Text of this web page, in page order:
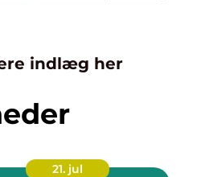
indlæg her
21. jul